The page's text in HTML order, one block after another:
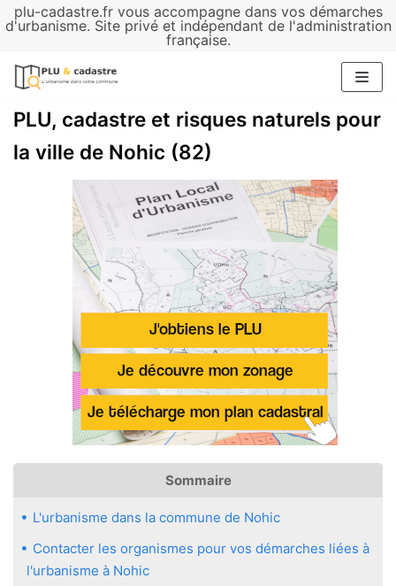
plu-cadastre.fr vous accompagne dans vos démarches
d'urbanisme. Site privé et indépendant de l'administration
française.
Aller
contenu
PLU, cadastre et risques naturels pour
la ville de Nohic (82)
Sommaire
L'urbanisme dans la commune de Nohic
Contacter les organismes pour vos démarches liées à
l'urbanisme à Nohic